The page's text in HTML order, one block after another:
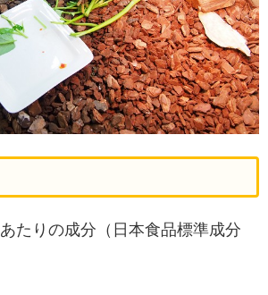
たりの成分（日本食品標準成分